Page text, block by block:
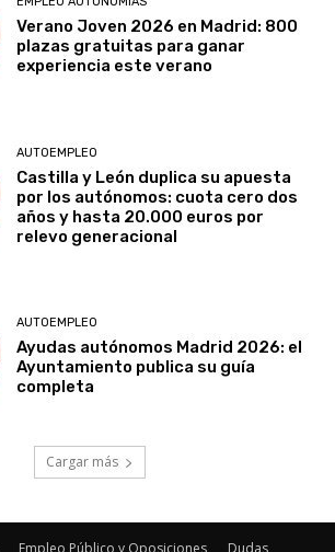
Verano Joven 2026 en Madrid: 800
plazas gratuitas para ganar
experiencia este verano
AUTOEMPLEO
Castilla y León duplica su apuesta
por los autónomos: cuota cero dos
años y hasta 20.000 euros por
relevo generacional
AUTOEMPLEO
Ayudas autónomos Madrid 2026: el
Ayuntamiento publica su guía
completa
Cargar más
Empleo Público y Oposiciones Dudas